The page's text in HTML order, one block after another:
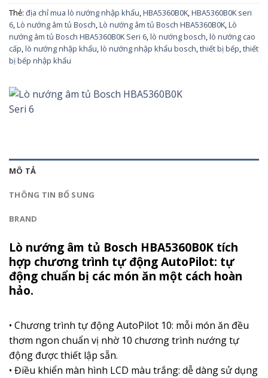
Thẻ: địa chỉ mua lò nướng nhập khẩu,HBA5360B0K,HBA5360B0K seri
6,Lò nướng âm tủ Bosch,Lò nướng âm tủ Bosch HBA5360B0K,Lò
nướng âm tủ Bosch HBA5360B0K Seri 6,lò nướng bosch,lò nướng cao
cấp,lò nướng nhập khẩu,lò nướng nhập khẩu bosch,thiết bị bếp,thiết
bị bếp nhập khẩu
MÔ TẢ
THÔNG TIN BỔ SUNG
BRAND
Lò nướng âm tủ Bosch HBA5360B0K tích
hợp chương trình tự động AutoPilot: tự
động chuẩn bị các món ăn một cách hoàn
hảo.
• Chương trình tự động AutoPilot 10: mỗi món ăn đều
thơm ngon chuẩn vị nhờ 10 chương trình nướng tự
động được thiết lập sẵn.
• Điều khiển màn hình LCD màu trắng: dễ dàng sử dụng